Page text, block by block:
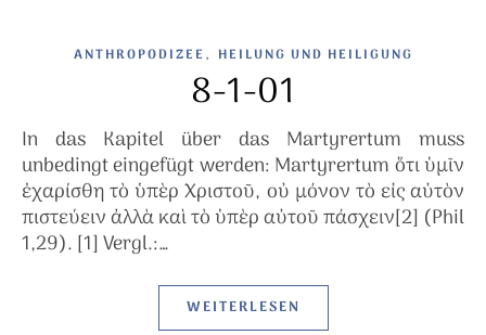
ANTHROPODIZEE , HEILUNG UND HEILIGUNG
8-1-01
In das Kapitel über das Martyrertum muss
unbedingt eingefügt werden: Martyrertum ὅτι ὑμῖν
ἐχαρίσθη τὸ ὑπὲρ Χριστοῦ, οὐ μόνον τὸ εἰς αὐτὸν
πιστεύειν ἀλλὰ καὶ τὸ ὑπὲρ αὐτοῦ πάσχειν[2] (Phil
1,29). [1] Vergl.:…
WEITERLESEN